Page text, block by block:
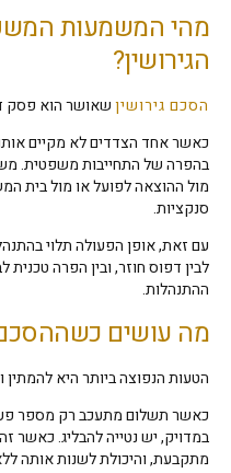
מהי המשמעות
הגירושין?
הסכם גירושיןשאושר הוא פסק
כאשר אחד הצדדים לא מקיים
בהפרה של התחייבות משפטית.
מול ההוצאה לפועל או מול בית
סנקציות.
עם זאת, אופן הפעולה תלוי
לבין דפוס חוזר, ובין הפרה
ההתנהלות.
מה עושים
הטעות הנפוצה ביותר היא להמתין
כאשר תשלום מתעכב רק מספר
במדויק, יש נטייה להבליג. כאשר
מתקבעת, והיכולת לשנות אותה